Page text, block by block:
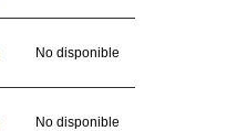
No disponible
No disponible